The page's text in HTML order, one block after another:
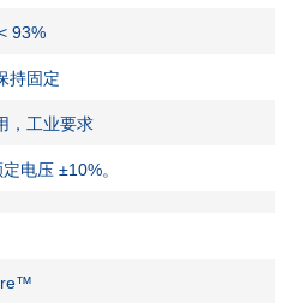
93%
持固定
，工业要求
电压 ±10%。